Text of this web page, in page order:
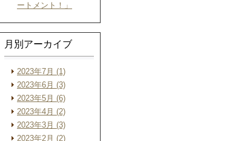
ートメント！」
月別アーカイブ
2023年7月 (1)
2023年6月 (3)
2023年5月 (6)
2023年4月 (2)
2023年3月 (3)
2023年2月 (2)